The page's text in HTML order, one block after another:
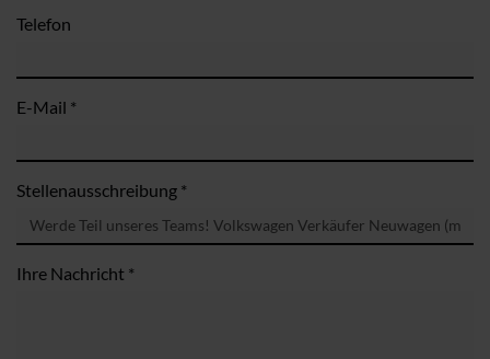
Telefon
E-Mail *
Stellenausschreibung *
Ihre Nachricht *